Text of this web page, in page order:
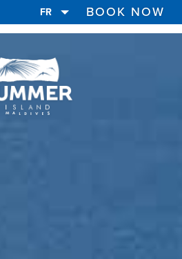
FR BOOK NOW